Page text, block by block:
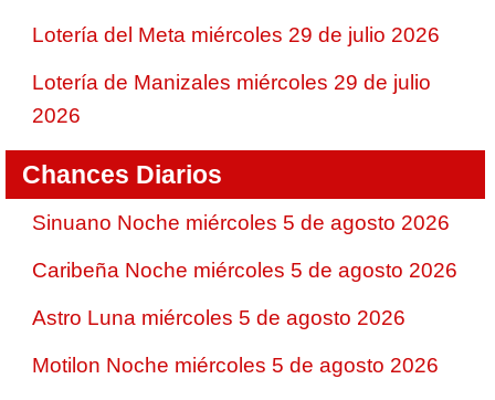
Lotería del Meta miércoles 29 de julio 2026
Lotería de Manizales miércoles 29 de julio
2026
Chances Diarios
Sinuano Noche miércoles 5 de agosto 2026
Caribeña Noche miércoles 5 de agosto 2026
Astro Luna miércoles 5 de agosto 2026
Motilon Noche miércoles 5 de agosto 2026